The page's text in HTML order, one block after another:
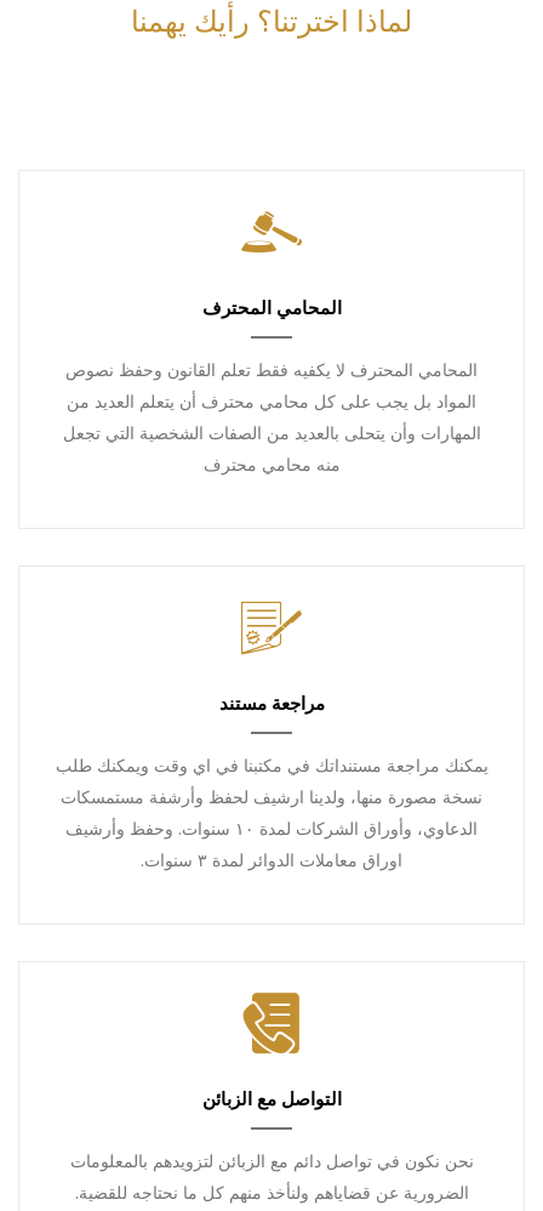
لماذا اخترتنا؟ رأيك يهمنا
المحامي المحترف
المحامي المحترف لا يكفيه فقط تعلم القانون وحفظ نصوص
المواد بل يجب على كل محامي محترف أن يتعلم العديد من
المهارات وأن يتحلى بالعديد من الصفات الشخصية التي تجعل
منه محامي محترف
مراجعة مستند
يمكنك مراجعة مستنداتك في مكتبنا في اي وقت ويمكنك طلب
نسخة مصورة منها، ولدينا ارشيف لحفظ وأرشفة مستمسكات
الدعاوي، وأوراق الشركات لمدة ١٠ سنوات. وحفظ وأرشيف
اوراق معاملات الدوائر لمدة ٣ سنوات.
التواصل مع الزبائن
نحن نكون في تواصل دائم مع الزبائن لتزويدهم بالمعلومات
الضرورية عن قضاياهم ولنأخذ منهم كل ما نحتاجه للقضية.